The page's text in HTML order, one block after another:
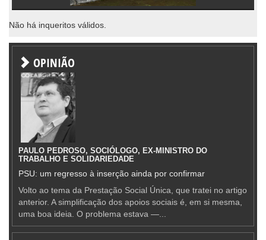
Não há inqueritos válidos.
OPINIÃO
PAULO PEDROSO, SOCIÓLOGO, EX-MINISTRO DO
TRABALHO E SOLIDARIEDADE
PSU: um regresso à inserção ainda por confirmar
Volto ao tema da Prestação Social Única, que tratei no artigo
anterior. A simplificação dos apoios sociais é, em si mesma,
uma boa ideia. O problema estava —...